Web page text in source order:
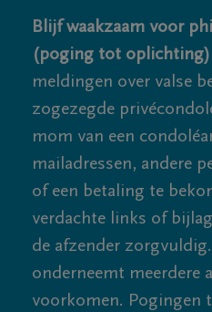
Blijf waakzaam voor
(poging tot
meldingen over valse
zogezegde
mom van een
mailadressen, andere
of een betaling te
verdachte links of
de afzender
onderneemt meerdere
voorkomen. Pogingen